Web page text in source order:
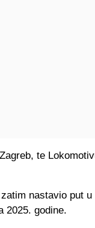
te
nastavio put u
2025. godine.